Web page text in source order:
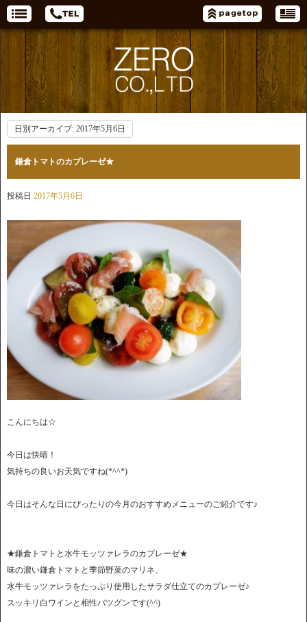
日別アーカイブ: 2017年5月6日
鎌倉トマトのカプレーゼ★
投稿日 2017年5月6日
こんにちは☆
今日は快晴！
気持ちの良いお天気ですね(*^^*)
今日はそんな日にぴったりの今月のおすすめメニューのご紹介です♪
★鎌倉トマトと水牛モッツァレラのカプレーゼ★
味の濃い鎌倉トマトと季節野菜のマリネ、
水牛モッツァレラをたっぷり使用したサラダ仕立てのカプレーゼ♪
スッキリ白ワインと相性バツグンです(^^)